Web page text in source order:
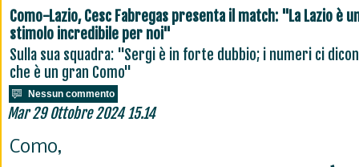
Como-Lazio, Cesc Fabregas presenta il match: "La Lazio è
stimolo incredibile per noi"
Sulla sua squadra: "Sergi è in forte dubbio; i numeri ci
che è un gran Como"
Nessun commento
Mar 29 Ottobre 2024 15.14
Como,